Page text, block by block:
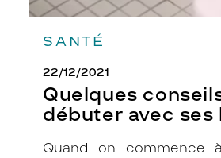
SANTÉ
22/12/2021
Quelques
débuter avec ses
Quand on commence